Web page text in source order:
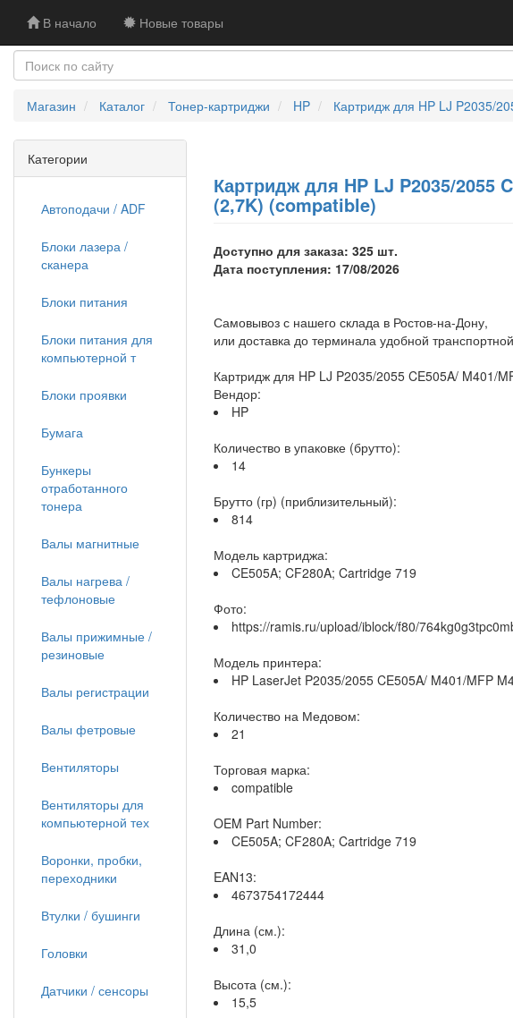
В начало Новые товары
Магазин Каталог Тонер-картриджи HP Картридж для HP LJ P2035/
Картридж для HP LJ P2035/2055
(2,7K) (compatible)
Доступно для заказа: 325 шт.
Дата поступления: 17/08/2026
Самовывоз с нашего склада в Ростов-на-Дону,
или доставка до терминала удобной
Картридж для HP LJ P2035/2055 CE505A/ M401/
Вендор:
HP
Количество в упаковке (брутто):
14
Брутто (гр) (приблизительный):
814
Модель картриджа:
CE505A; CF280A; Cartridge 719
Фото:
https://ramis.ru/upload/iblock/f80/
Модель принтера:
HP LaserJet P2035/2055 CE505A/ M401/MFP
Количество на Медовом:
21
Торговая марка:
compatible
OEM Part Number:
CE505A; CF280A; Cartridge 719
EAN13:
4673754172444
Длина (см.):
31,0
Высота (см.):
15,5
Категории
Автоподачи / ADF
Блоки лазера /
сканера
Блоки питания
Блоки питания для
компьютерной т
Блоки проявки
Бумага
Бункеры
отработанного
тонера
Валы магнитные
Валы нагрева /
тефлоновые
Валы прижимные /
резиновые
Валы регистрации
Валы фетровые
Вентиляторы
Вентиляторы для
компьютерной тех
Воронки, пробки,
переходники
Втулки / бушинги
Головки
Датчики / сенсоры